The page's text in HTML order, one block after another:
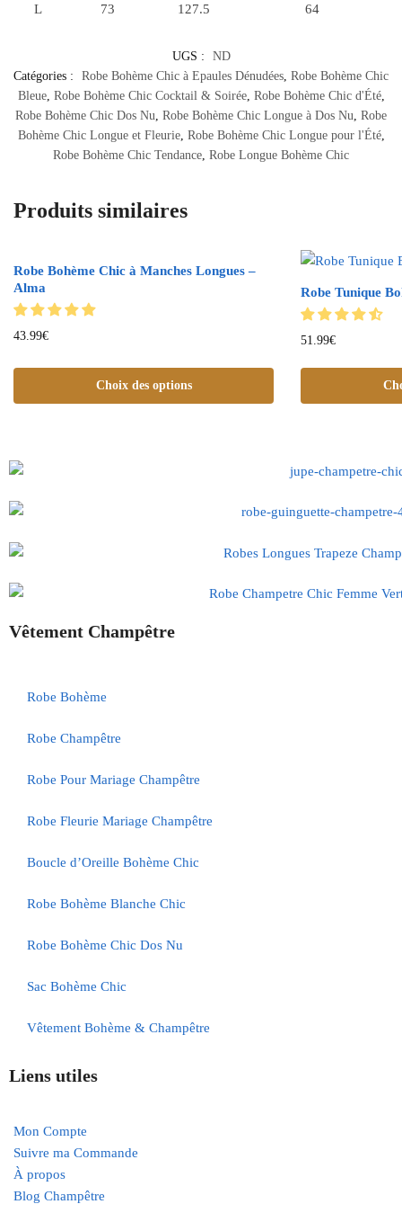
L
73 127.5 64
UGS :
ND
Catégories :
Robe Bohème Chic à Epaules Dénudées Robe Bohème Chic
Bleue, Robe Bohème Chic Cocktail & Soirée, Robe Bohème Chic d'Été,
Robe Bohème Chic Dos Nu Robe Bohème Chic Longue à Dos Nu Robe
Bohème Chic Longue et Fleurie, Robe Bohème Chic Longue pour l'Été,
Robe Bohème Chic Tendance Robe Longue Bohème Chic
Produits similaires
Robe Bohème Chic à Manches Longues –
Alma
43.99€
Choix des options
Robe Tunique
51.99€
Vêtement Champêtre
Robe Bohème
Robe Champêtre
Robe Pour Mariage Champêtre
Robe Fleurie Mariage Champêtre
Boucle d’Oreille Bohème Chic
Robe Bohème Blanche Chic
Robe Bohème Chic Dos Nu
Sac Bohème Chic
Vêtement Bohème & Champêtre
Liens utiles
Mon Compte
Suivre ma Commande
À propos
Blog Champêtre